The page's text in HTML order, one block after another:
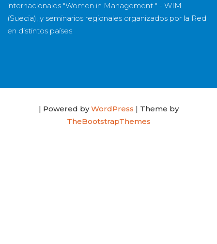
internacionales "Women in Management " - WIM
(Suecia), y seminarios regionales organizados por la Red
en distintos países.
| Powered byWordPress | Theme by
TheBootstrapThemes